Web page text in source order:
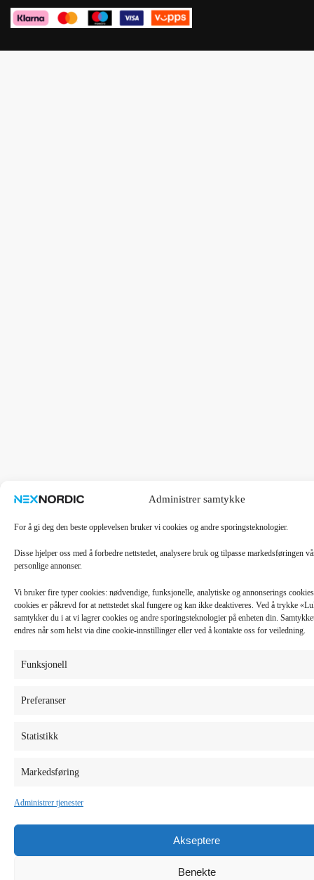
Administrer samtykke
For å gi deg den beste opplevelsen bruker vi cookies og andre sporingsteknologier.
Disse hjelper oss med å forbedre nettstedet, analysere bruk og tilpasse markedsføringen
personlige annonser.
Vi bruker fire typer cookies: nødvendige, funksjonelle, analytiske og annonserings
cookies er påkrevd for at nettstedet skal fungere og kan ikke deaktiveres. Ved å trykke
samtykker du i at vi lagrer cookies og andre sporingsteknologier på enheten din.
endres når som helst via dine cookie-innstillinger eller ved å kontakte oss for veiledning.
Funksjonell
Preferanser
Statistikk
Markedsføring
Administrer tjenester
Akseptere
Benekte